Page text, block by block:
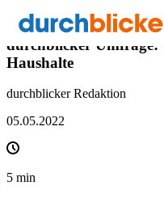
Presse
durchblicker Umfrage:
Haushalte
durchblicker Redaktion
05.05.2022
5 min